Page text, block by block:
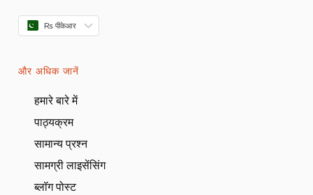
₨ पीकेआर
और अधिक जानें
हमारे बारे में
पाठ्यक्रम
सामान्य प्रश्न
सामग्री लाइसेंसिंग
ब्लॉग पोस्ट